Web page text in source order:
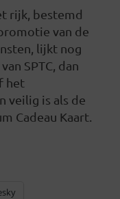
rijk, bestemd
van de
lijkt nog
SPTC, dan
het
veilig is als de
Cadeau Kaart.